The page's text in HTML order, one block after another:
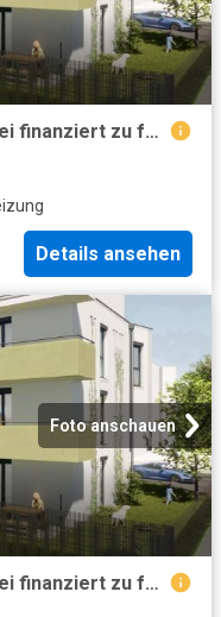
NBG Select Erstbezug Top06 frei finanziert zu fairen Kosten Eigentum verfügbar Ende 3. Quartal 2027
Details ansehen
Foto anschauen
NBG Select Erstbezug Top02 frei finanziert zu fairen Kosten Eigentum verfügbar Ende 3. Quartal 2027